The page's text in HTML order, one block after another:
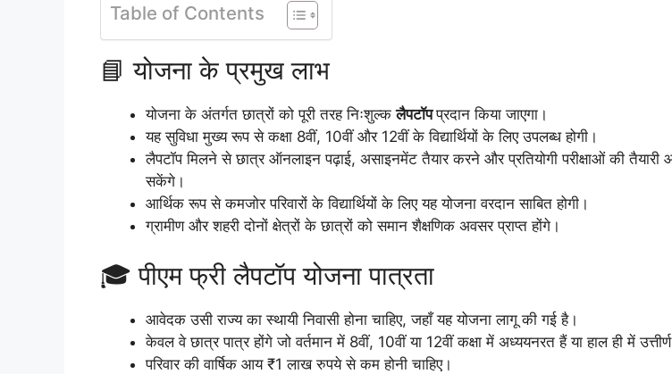
Table of Contents
📘 योजना के प्रमुख लाभ
योजना के अंतर्गत छात्रों को पूरी तरह निःशुल्कलैपटॉपप्रदान किया जाएगा।
यह सुविधा मुख्य रूप से कक्षा 8वीं, 10वीं और 12वीं के विद्यार्थियों के लिए उपलब्ध होगी।
लैपटॉप मिलने से छात्र ऑनलाइन पढ़ाई, असाइनमेंट तैयार करने और प्रतियोगी परीक्षाओं की
सकेंगे।
आर्थिक रूप से कमजोर परिवारों के विद्यार्थियों के लिए यह योजना वरदान साबित होगी।
ग्रामीण और शहरी दोनों क्षेत्रों के छात्रों को समान शैक्षणिक अवसर प्राप्त होंगे।
🎓 पीएम फ्री लैपटॉप योजना पात्रता
आवेदक उसी राज्य का स्थायी निवासी होना चाहिए, जहाँ यह योजना लागू की गई है।
केवल वे छात्र पात्र होंगे जो वर्तमान में 8वीं, 10वीं या 12वीं कक्षा में अध्ययनरत हैं या हाल ही में
परिवार की वार्षिक आय ₹1 लाख रुपये से कम होनी चाहिए।